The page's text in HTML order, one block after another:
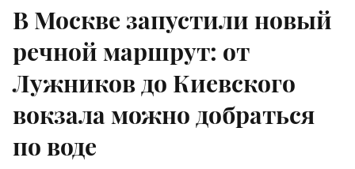
В Москве запустили новый
речной маршрут: от
Лужников до Киевского
вокзала можно добраться
по воде